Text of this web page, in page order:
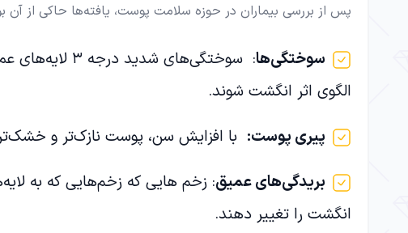
پس از بررسی بیماران در حوزه سلامت پوست، یافته‌ها حاکی از آن
سوختگی‌ها
الگوی اثر انگشت شوند.
پیری پوست: با افزایش سن، پوست نازک‌تر و
بریدگی‌های عمیق: زخم هایی که زخم‌هایی که به
انگشت را تغییر دهند.